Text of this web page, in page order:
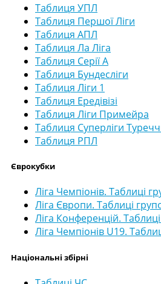
Таблиця УПЛ
Таблиця Першої Ліги
Таблиця АПЛ
Таблиця Ла Ліга
Таблиця Серії А
Таблиця Бундесліги
Таблиця Ліги 1
Таблиця Ередівізі
Таблиця Ліги Примейра
Таблиця Суперліги
Таблиця РПЛ
Єврокубки
Ліга Чемпіонів. Таблиці
Ліга Європи. Таблиці
Ліга Конференцій.
Ліга Чемпіонів U19.
Національні збірні